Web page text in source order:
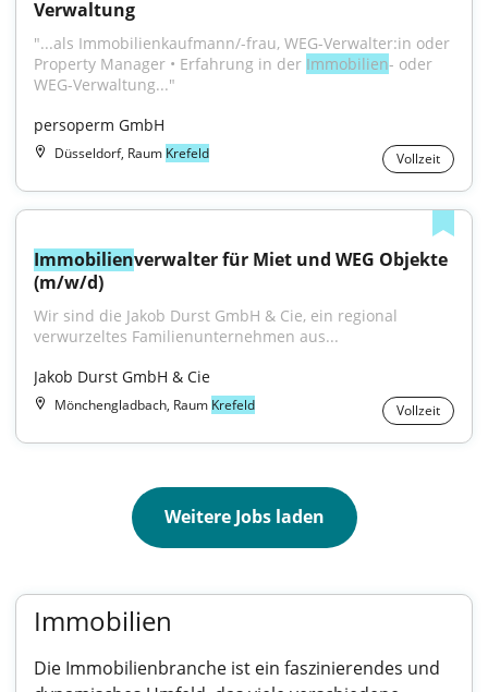
Verwaltung
"...als Immobilienkaufmann/-frau, WEG-Verwalter:in oder
Property Manager • Erfahrung in der Immobilien- oder
WEG-Verwaltung..."
persoperm GmbH
Düsseldorf, Raum Krefeld Vollzeit
Immobilienverwalter für Miet und WEG Objekte
(m/w/d)
Wir sind die Jakob Durst GmbH & Cie, ein regional
verwurzeltes Familienunternehmen aus...
Jakob Durst GmbH & Cie
Mönchengladbach, Raum Krefeld Vollzeit
Weitere Jobs laden
Immobilien
Die Immobilienbranche ist ein faszinierendes und